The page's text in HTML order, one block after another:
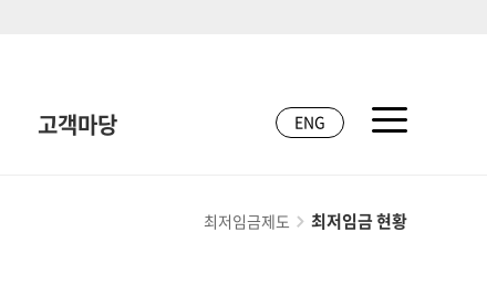
고객마당 ENG
최저임금제도 최저임금 현황